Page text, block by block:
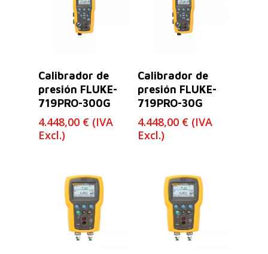
Calibrador de
presión FLUKE-
719PRO-300G
4.448,00 € (IVA
Excl.)
Calibrador de
presión FLUKE-
719PRO-30G
4.448,00 € (IVA
Excl.)